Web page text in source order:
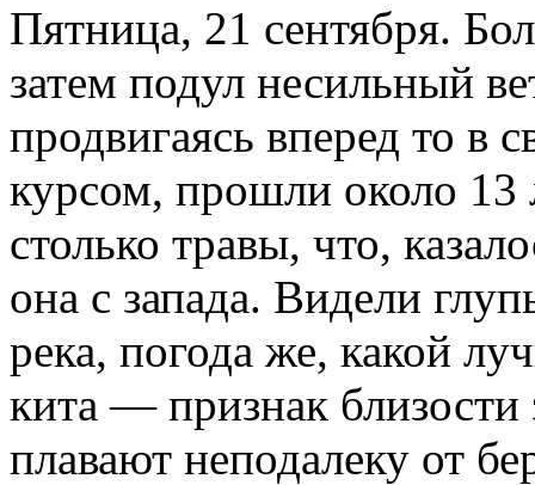
Пятница, 21 сентября.
затем подул несильный
продвигаясь вперед то в
курсом, прошли около 13
столько травы, что,
она с запада. Видели
река, погода же, какой
кита — признак
плавают неподалеку от